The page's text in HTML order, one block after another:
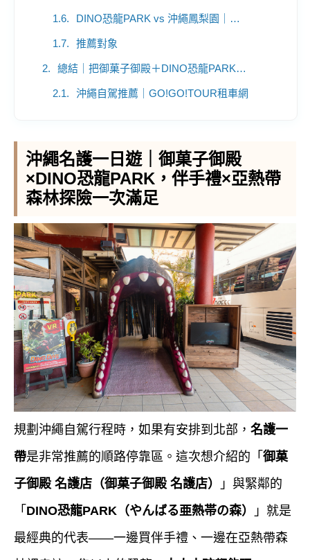
DINO恐龍PARK vs 沖繩鳳梨園｜哪個比較適合？
推薦對象
總結｜把御菓子御殿＋DINO恐龍PARK排進名護行程
沖繩自駕推薦｜GO!GO!TOUR租車網
沖繩名護一日遊｜御菓子御殿
×DINO恐龍PARK，伴手禮×亞熱帶
森林探險一次滿足
規劃沖繩自駕行程時，如果有安排到北部， 名護一
帶是非常推薦的順路停靠區。這次想介紹的「 御菓
子御殿 名護店（御菓子御殿 名護店）
」與緊鄰的
「 DINO恐龍PARK（やんばる亜熱帯の森）
」就是
最經典的代表——一邊買伴手禮、一邊在亞熱帶森